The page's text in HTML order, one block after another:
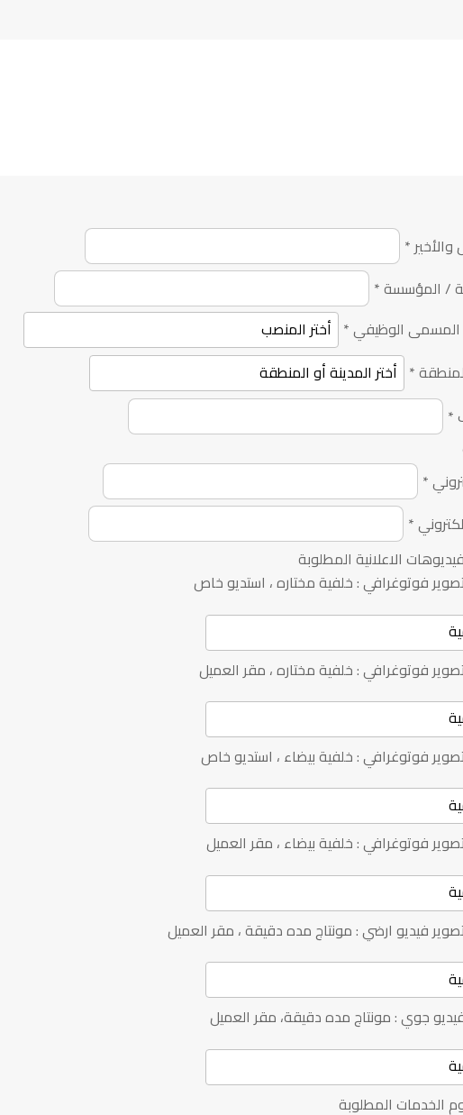
والأخير*
/ المؤسسة*
المسمى الوظيفي*
*
*
*
*
الاعلانية المطلوبة
فوتوغرافي : خلفية مختاره ، استديو خاص
فوتوغرافي : خلفية مختاره ، مقر العميل
فوتوغرافي : خلفية بيضاء ، استديو خاص
فوتوغرافي : خلفية بيضاء ، مقر العميل
فيديو ارضي : مونتاج مده دقيقة ، مقر العميل
جوي : مونتاج مده دقيقة، مقر العميل
الخدمات المطلوبة